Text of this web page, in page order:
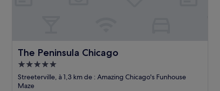
The Peninsula Chicago
The Peninsula Chicago
Hébergement
5.0 étoiles
Streeterville, à 1,3 km de : Amazing Chicago's Funhouse
Maze